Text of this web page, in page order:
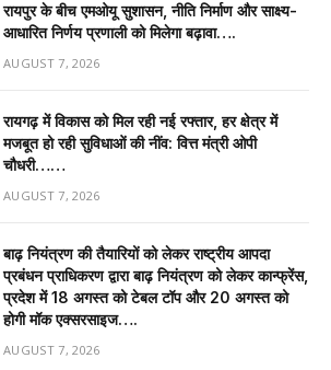
रायपुर के बीच एमओयू सुशासन, नीति निर्माण और साक्ष्य-
आधारित निर्णय प्रणाली को मिलेगा बढ़ावा….
AUGUST 7, 2026
रायगढ़ में विकास को मिल रही नई रफ्तार, हर क्षेत्र में
मजबूत हो रही सुविधाओं की नींव: वित्त मंत्री ओपी
चौधरी……
AUGUST 7, 2026
बाढ़ नियंत्रण की तैयारियों को लेकर राष्ट्रीय आपदा
प्रबंधन प्राधिकरण द्वारा बाढ़ नियंत्रण को लेकर कान्फ्रेंस,
प्रदेश में 18 अगस्त को टेबल टॉप और 20 अगस्त को
होगी मॉक एक्सरसाइज….
AUGUST 7, 2026